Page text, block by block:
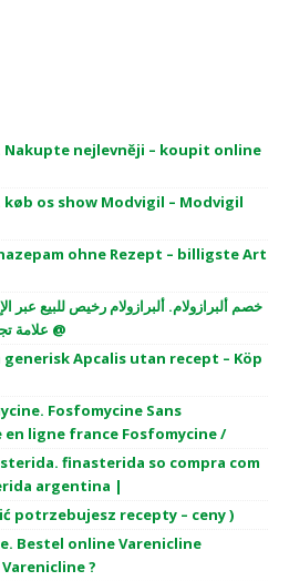
Nakupte nejlevněji – koupit online
os show Modvigil – Modvigil
ohne Rezept – billigste Art
خصم ألبرازولام. ألبرازولام رخيص للبيع عبر
علامة تجارية بدون وصفة طبية ألبرازولام @
Apcalis utan recept – Köp
Fosfomycine Sans
en ligne france Fosfomycine /
finasterida so compra com
argentina |
potrzebujesz recepty – ceny )
Bestel online Varenicline
?